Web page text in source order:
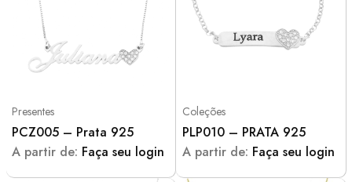
Presentes
PCZ005 – Prata 925
A partir de: Faça seu login
Coleções
PLP010 – PRATA 925
A partir de: Faça seu login